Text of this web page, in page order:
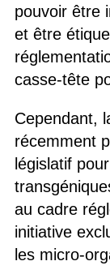
pouvoir être
et être
casse-tête
Cependant,
récemment
législatif
au cadre
initiative
les micro-